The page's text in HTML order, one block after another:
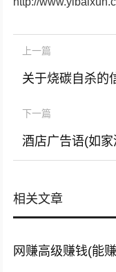
上一篇
关于烧碳自杀的
下一篇
酒店广告语(如
相关文章
网赚高级赚钱(能